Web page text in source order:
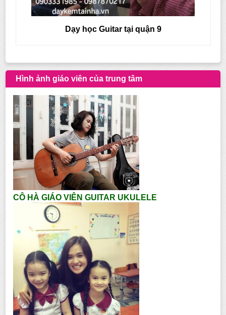
Dạy học Guitar tại quận 8
Hình ảnh giáo viên của trung tâm
CÔ HÀ GIÁO VIÊN GUITAR UKULELE